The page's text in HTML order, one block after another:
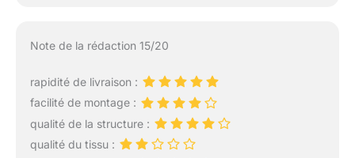
Note de la rédaction 15/20
rapidité de livraison :
facilité de montage :
qualité de la structure :
qualité du tissu :